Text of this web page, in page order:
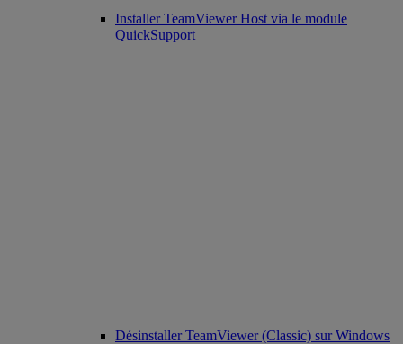
Installer TeamViewer Host via le module
QuickSupport
Désinstaller TeamViewer (Classic) sur Windows